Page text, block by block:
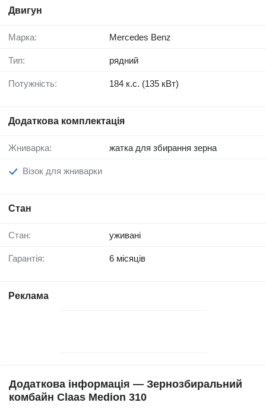
Двигун
Марка: Mercedes Benz
Тип: рядний
Потужність: 184 к.с. (135 кВт)
Додаткова комплектація
Жниварка: жатка для збирання зерна
Візок для жниварки
Стан
Стан: уживані
Гарантія: 6 місяців
Реклама
Додаткова інформація — Зернозбиральний
комбайн Claas Medion 310